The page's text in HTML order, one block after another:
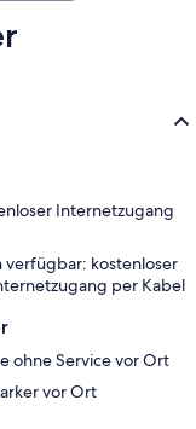
Internetzugang
kostenloser
per Kabel
ohne Service vor Ort
vor Ort